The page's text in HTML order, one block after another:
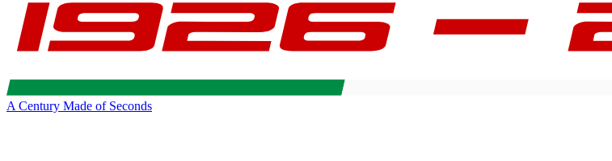
A Century Made of Seconds